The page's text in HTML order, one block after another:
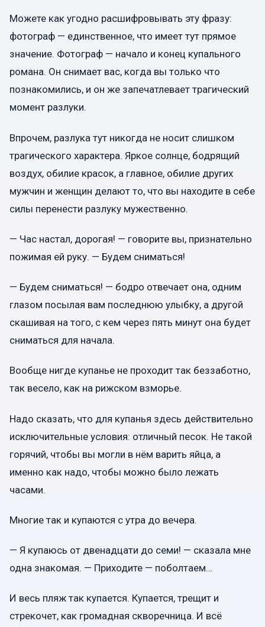
Можете как угодно расшифровывать эту фразу:
фотограф — единственное, что имеет тут прямое
значение. Фотограф — начало и конец купального
романа. Он снимает вас, когда вы только что
познакомились, и он же запечатлевает трагический
момент разлуки.
Впрочем, разлука тут никогда не носит слишком
трагического характера. Яркое солнце, бодрящий
воздух, обилие красок, а главное, обилие других
мужчин и женщин делают то, что вы находите в себе
силы перенести разлуку мужественно.
— Час настал, дорогая! — говорите вы, признательно
пожимая ей руку. — Будем сниматься!
— Будем сниматься! — бодро отвечает она, одним
глазом посылая вам последнюю улыбку, а другой
скашивая на того, с кем через пять минут она будет
сниматься для начала.
Вообще нигде купанье не проходит так беззаботно,
так весело, как на рижском взморье.
Надо сказать, что для купанья здесь действительно
исключительные условия: отличный песок. Не такой
горячий, чтобы вы могли в нём варить яйца, а
именно как надо, чтобы можно было лежать
часами.
Многие так и купаются с утра до вечера.
— Я купаюсь от двенадцати до семи! — сказала мне
одна знакомая. — Приходите — поболтаем…
И весь пляж так купается. Купается, трещит и
стрекочет, как громадная скворечница. И всё